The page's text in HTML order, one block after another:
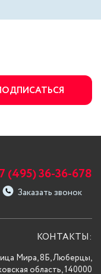
(495) 36-36-678
Заказать звонок
КОНТАКТЫ:
Мира, 8Б, Люберцы,
область, 140000